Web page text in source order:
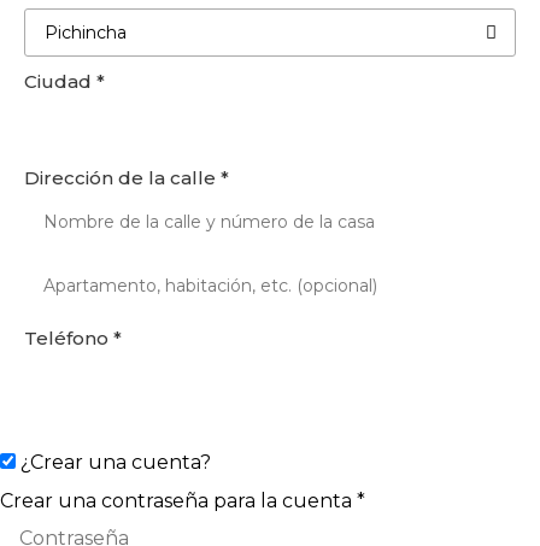
Pichincha
Ciudad *
Dirección de la calle *
Teléfono *
¿Crear una cuenta?
Crear una contraseña para la cuenta *